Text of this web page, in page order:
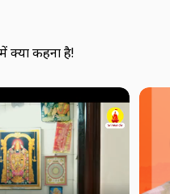
में क्या कहना है!